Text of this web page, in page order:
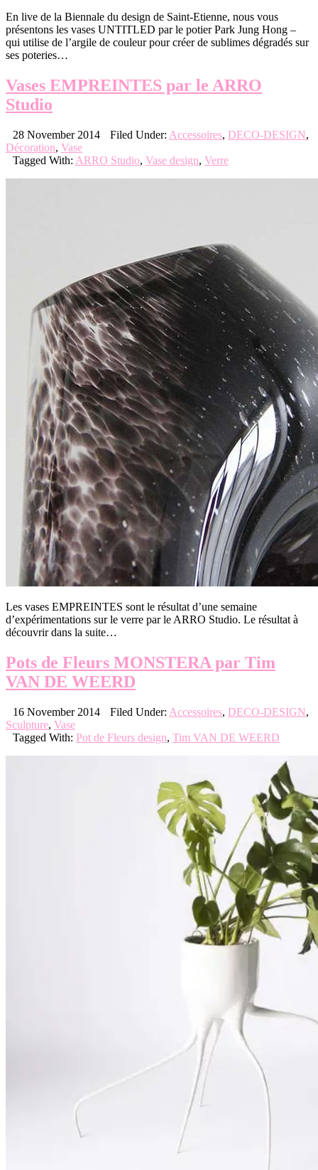
En live de la Biennale du design de Saint-Etienne, nous vous
présentons les vases UNTITLED par le potier Park Jung Hong –
qui utilise de l’argile de couleur pour créer de sublimes dégradés sur
ses poteries…
Vases EMPREINTES par le ARRO
Studio
28 November 2014 Filed Under: Accessoires, DECO-DESIGN,
Décoration, Vase
Tagged With: ARRO Studio, Vase design, Verre
Les vases EMPREINTES sont le résultat d’une semaine
d’expérimentations sur le verre par le ARRO Studio. Le résultat à
découvrir dans la suite…
Pots de Fleurs MONSTERA par Tim
VAN DE WEERD
16 November 2014 Filed Under: Accessoires, DECO-DESIGN,
Sculpture, Vase
Tagged With: Pot de Fleurs design, Tim VAN DE WEERD